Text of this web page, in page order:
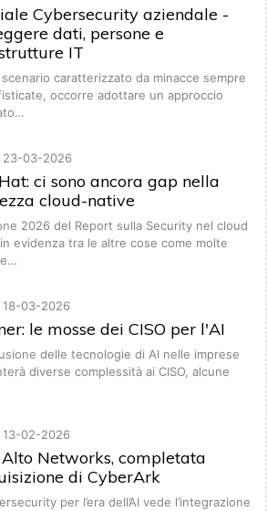
Cybersecurity aziendale -
dati, persone e
IT
caratterizzato da minacce sempre
occorre adottare un approccio
23-03-2026
ci sono ancora gap nella
cloud-native
2026 del Report sulla Security nel cloud
evidenza tra le altre cose come molte
18-03-2026
le mosse dei CISO per l'AI
delle tecnologie di AI nelle imprese
diverse complessità ai CISO, alcune
13-02-2026
Networks, completata
di CyberArk
per l’era dell’AI vede l’integrazione